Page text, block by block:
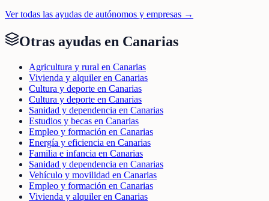
Ver todas las ayudas de autónomos y empresas →
Otras ayudas en Canarias
Agricultura y rural en Canarias
Vivienda y alquiler en Canarias
Cultura y deporte en Canarias
Cultura y deporte en Canarias
Sanidad y dependencia en Canarias
Estudios y becas en Canarias
Empleo y formación en Canarias
Energía y eficiencia en Canarias
Familia e infancia en Canarias
Sanidad y dependencia en Canarias
Vehículo y movilidad en Canarias
Empleo y formación en Canarias
Vivienda y alquiler en Canarias